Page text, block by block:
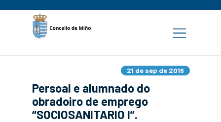
21 de sep de 2016
Persoal e alumnado do
obradoiro de emprego
“SOCIOSANITARIO I”.